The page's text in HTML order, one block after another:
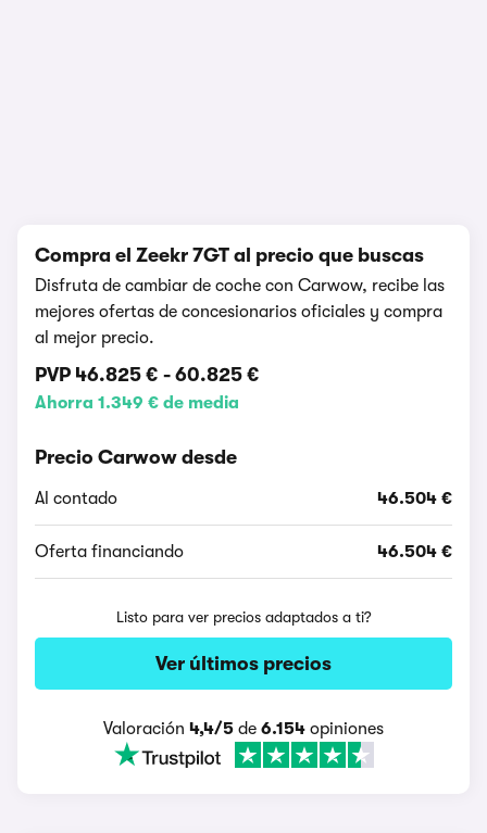
Compra el Zeekr 7GT al precio que buscas
Disfruta de cambiar de coche con Carwow, recibe las
mejores ofertas de concesionarios oficiales y compra
al mejor precio.
PVP 46.825 € - 60.825 €
Ahorra 1.349 € de media
Precio Carwow desde
Al contado 46.504 €
Oferta financiando 46.504 €
Listo para ver precios adaptados a ti?
Ver últimos precios
Valoración 4,4/5 de 6.154 opiniones